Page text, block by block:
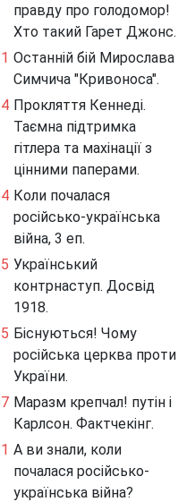
правду про голодомор!
Хто такий Гарет Джонс.
Останній бій Мирослава
Симчича "Кривоноса".
Прокляття Кеннеді.
Таємна підтримка
гітлера та махінації з
цінними паперами.
Коли почалася
російсько-українська
війна, 3 еп.
Український
контрнаступ. Досвід
1918.
Біснуються! Чому
російська церква проти
України.
Маразм крепчал! путін і
Карлсон. Фактчекінг.
А ви знали, коли
почалася російсько-
українська війна?